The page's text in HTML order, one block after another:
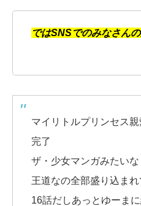
ではSNSでのみなさん
マイリトルプリンセス
完了
ザ・少女マンガみたいな
王道なの全部盛り込まれ
16話だしあっとゆーまに